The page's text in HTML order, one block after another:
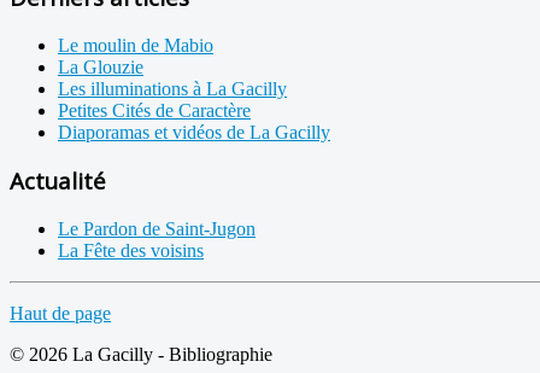
Le moulin de Mabio
La Glouzie
Les illuminations à La Gacilly
Petites Cités de Caractère
Diaporamas et vidéos de La Gacilly
Actualité
Le Pardon de Saint-Jugon
La Fête des voisins
Haut de page
© 2026 La Gacilly - Bibliographie